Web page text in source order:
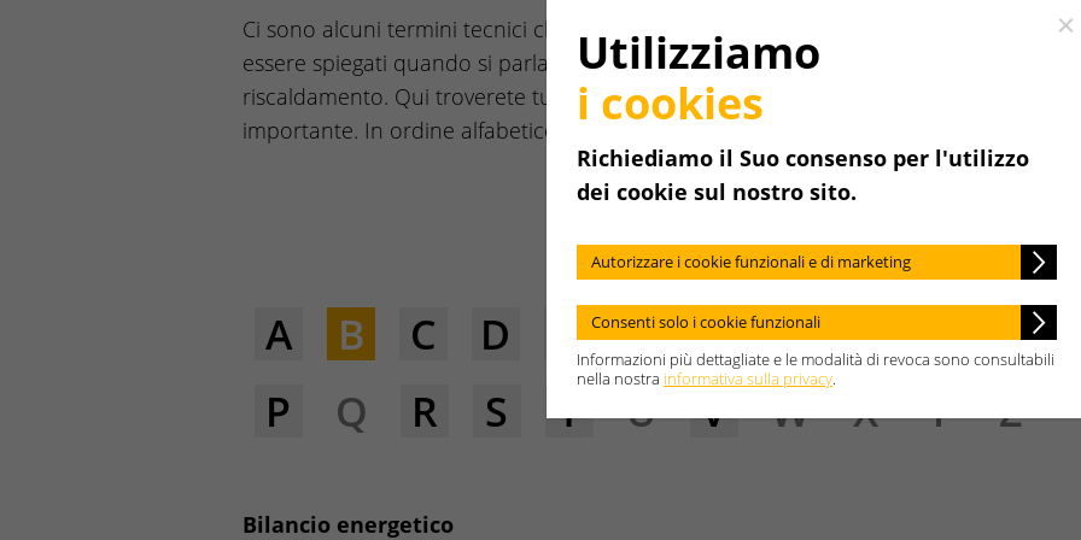
Ci sono alcuni termini tecnici che devono
essere spiegati quando si parla di
riscaldamento. Qui troverete tutto ciò che è
importante. In ordine alfabetico.
A B C D E F G H I J K
P
Q R S T U V W X Y Z
Bilancio energetico
Utilizziamo
i cookies
Richiediamo il Suo consenso per l'utilizzo
dei cookie sul nostro sito.
Autorizzare i cookie funzionali e di marketing
Consenti solo i cookie funzionali
Informazioni più dettagliate e le modalità di revoca sono consultabili
nella nostra informativa sulla privacy.